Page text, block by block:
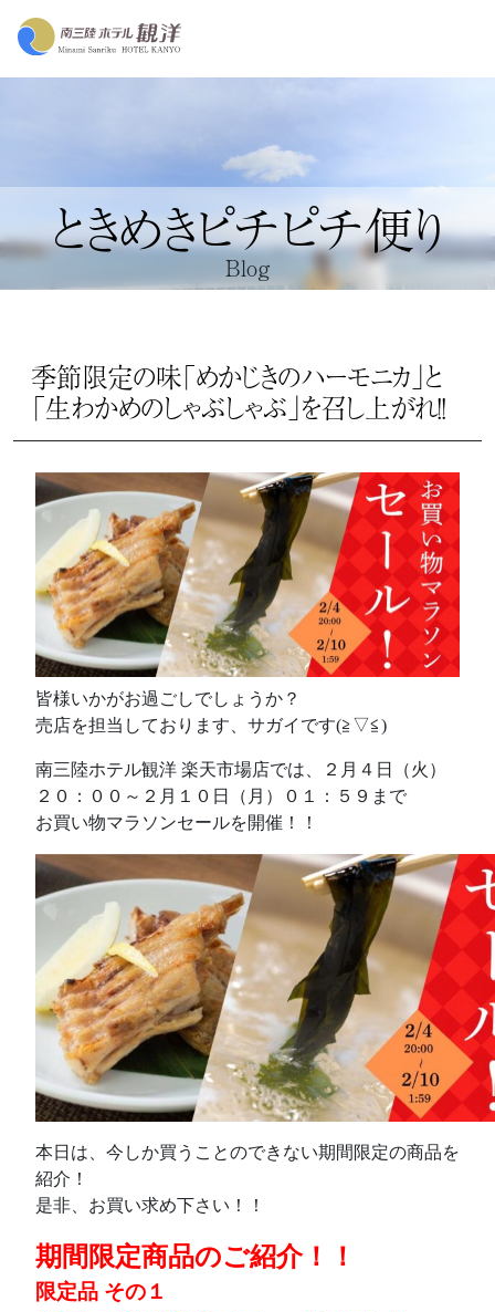
ときめきピチピチ便り
Blog
季節限定の味「めかじきのハーモニカ」と
「生わかめのしゃぶしゃぶ」を召し上がれ！！
皆様いかがお過ごしでしょうか？
売店を担当しております、サガイです(≧▽≦)
南三陸ホテル観洋 楽天市場店では、２月４日（火）
２０：００～２月１０日（月）０１：５９まで
お買い物マラソンセールを開催！！
本日は、今しか買うことのできない期間限定の商品を
紹介！
是非、お買い求め下さい！！
期間限定商品のご紹介！！
限定品 その１